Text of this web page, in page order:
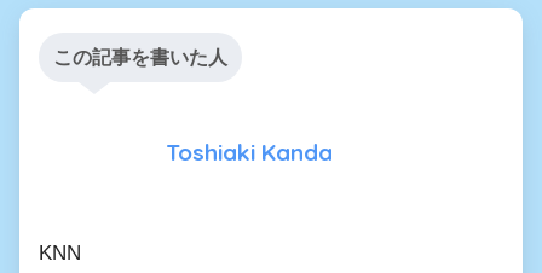
この記事を書いた人
Toshiaki Kanda
KNN